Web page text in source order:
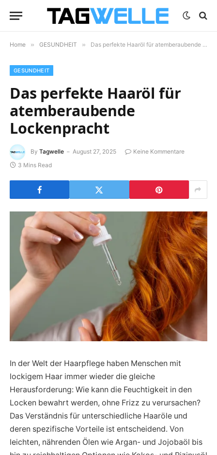
Home » GESUNDHEIT » Das perfekte Haaröl für atemberaubende Lockenpracht
GESUNDHEIT
Das perfekte Haaröl für
atemberaubende
Lockenpracht
By Tagwelle August 27, 2025
Keine Kommentare
3 Mins Read
In der Welt der Haarpflege haben Menschen mit
lockigem Haar immer wieder die gleiche
Herausforderung: Wie kann die Feuchtigkeit in den
Locken bewahrt werden, ohne Frizz zu verursachen?
Das Verständnis für unterschiedliche Haaröle und
deren spezifische Vorteile ist entscheidend. Von
leichten, nährenden Ölen wie Argan- und Jojobaöl bis